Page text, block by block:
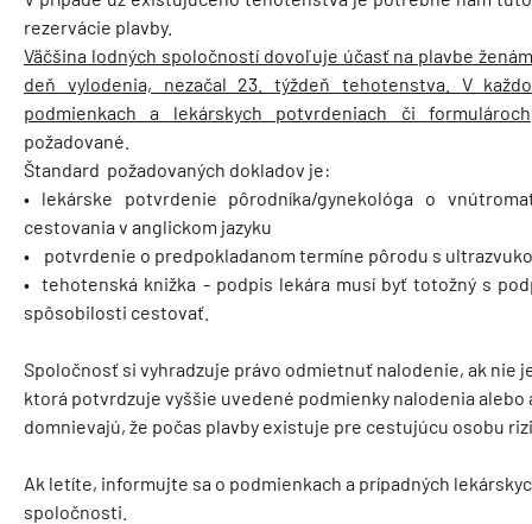
rezervácie plavby.
Väčšina lodných spoločností dovoľuje účasť na plavbe
deň vylodenia, nezačal 23. týždeň tehotenstva. V
podmienkach a lekárskych potvrdeniach či
požadované.
Štandard požadovaných dokladov je:
• lekárske potvrdenie pôrodníka/gynekológa o
cestovania v anglickom jazyku
• potvrdenie o predpokladanom termíne pôrodu s
• tehotenská knižka - podpis lekára musí byť totožný s
spôsobilosti cestovať.
Spoločnosť si vyhradzuje právo odmietnuť nalodenie, ak nie
ktorá potvrdzuje vyššie uvedené podmienky nalodenia
domnievajú, že počas plavby existuje pre cestujúcu osobu
Ak letíte, informujte sa o podmienkach a prípadných
spoločnosti.